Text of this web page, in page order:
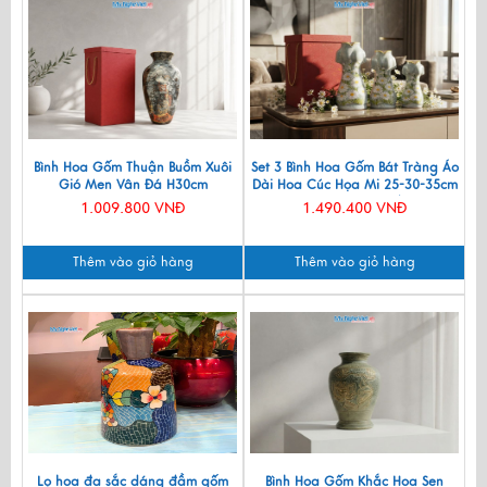
Bình Hoa Gốm Thuận Buồm Xuôi
Gió Men Vân Đá H30cm
LHGML01-5
1.009.800 VNĐ
Thêm vào giỏ hàng
Set 3 Bình Hoa Gốm Bát Tràng Áo
Dài Hoa Cúc Họa Mi 25-30-35cm
MNV-LHGLH03/3
1.490.400 VNĐ
Thêm vào giỏ hàng
Lọ hoa đa sắc dáng đầm gốm
Bình Hoa Gốm Khắc Hoa Sen